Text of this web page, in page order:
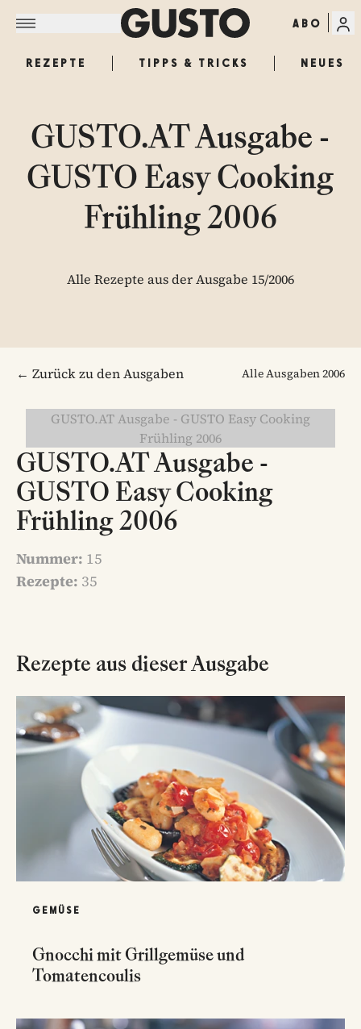
ABO
REZEPTE TIPPS & TRICKS NEUES
GUSTO.AT Ausgabe -
GUSTO Easy Cooking
Frühling 2006
Alle Rezepte aus der Ausgabe 15/2006
← Zurück zu den Ausgaben Alle Ausgaben2006
GUSTO.AT Ausgabe - GUSTO Easy Cooking
Frühling 2006
GUSTO.AT Ausgabe -
GUSTO Easy Cooking
Frühling 2006
Nummer: 15
Rezepte: 35
Rezepte aus dieser Ausgabe
GEMÜSE
Gnocchi mit Grillgemüse und
Tomatencoulis